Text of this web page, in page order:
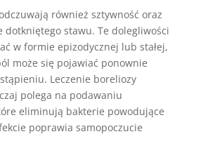
również sztywność oraz
dotkniętego stawu. Te dolegliwości
w formie epizodycznej lub stałej,
może się pojawiać ponownie
Leczenie boreliozy
polega na podawaniu
eliminują bakterie powodujące
poprawia samopoczucie